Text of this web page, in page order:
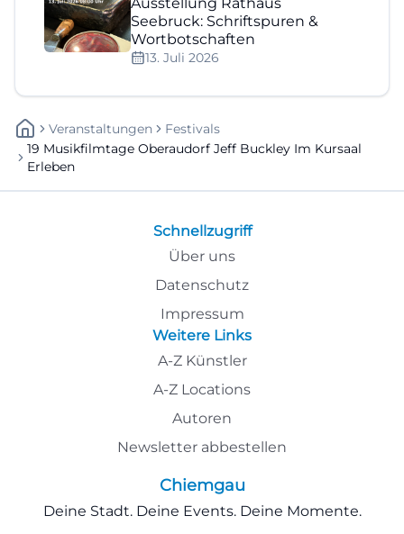
Seebruck: Schriftspuren &
Wortbotschaften
13. Juli 2026
Veranstaltungen
Festivals
19 Musikfilmtage Oberaudorf Jeff Buckley Im Kursaal
Erleben
Schnellzugriff
Über uns
Datenschutz
Impressum
Weitere Links
A-Z Künstler
A-Z Locations
Autoren
Newsletter abbestellen
Chiemgau
Deine Stadt. Deine Events. Deine Momente.